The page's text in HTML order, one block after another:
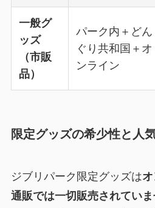
一般グ
ッズ
（市販
品）
パーク内＋どん
ぐり共和国＋オ
ンライン
限定グッズの希少性と人
ジブリパーク限定グッズは
通販では一切販売されてい